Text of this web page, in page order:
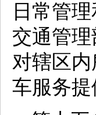
日常管
交通管
对辖区
车服务